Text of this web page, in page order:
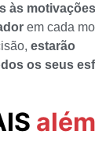
às motivações
em cada
estarão
os seus
além